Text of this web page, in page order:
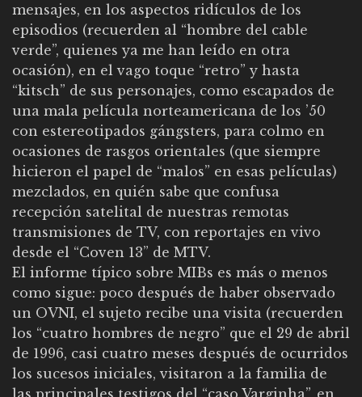
mensajes, en los aspectos ridículos de los
episodios (recuerden al “hombre del cable
verde”, quienes ya me han leído en otra
ocasión), en el vago toque “retro” y hasta
“kitsch” de sus personajes, como escapados de
una mala película norteamericana de los ’50
con estereotipados gángsters, para colmo en
ocasiones de rasgos orientales (que siempre
hicieron el papel de “malos” en esas películas)
mezclados, en quién sabe que confusa
recepción satelital de nuestras remotas
transmisiones de TV, con reportajes en vivo
desde el “Coven 13” de MTV.
El informe típico sobre MIBs es más o menos
como sigue: poco después de haber observado
un OVNI, el sujeto recibe una visita (recuerden
los “cuatro hombres de negro” que el 29 de abril
de 1996, casi cuatro meses después de ocurridos
los sucesos iniciales, visitaron a la familia de
las principales testigos del “caso Varginha”, en